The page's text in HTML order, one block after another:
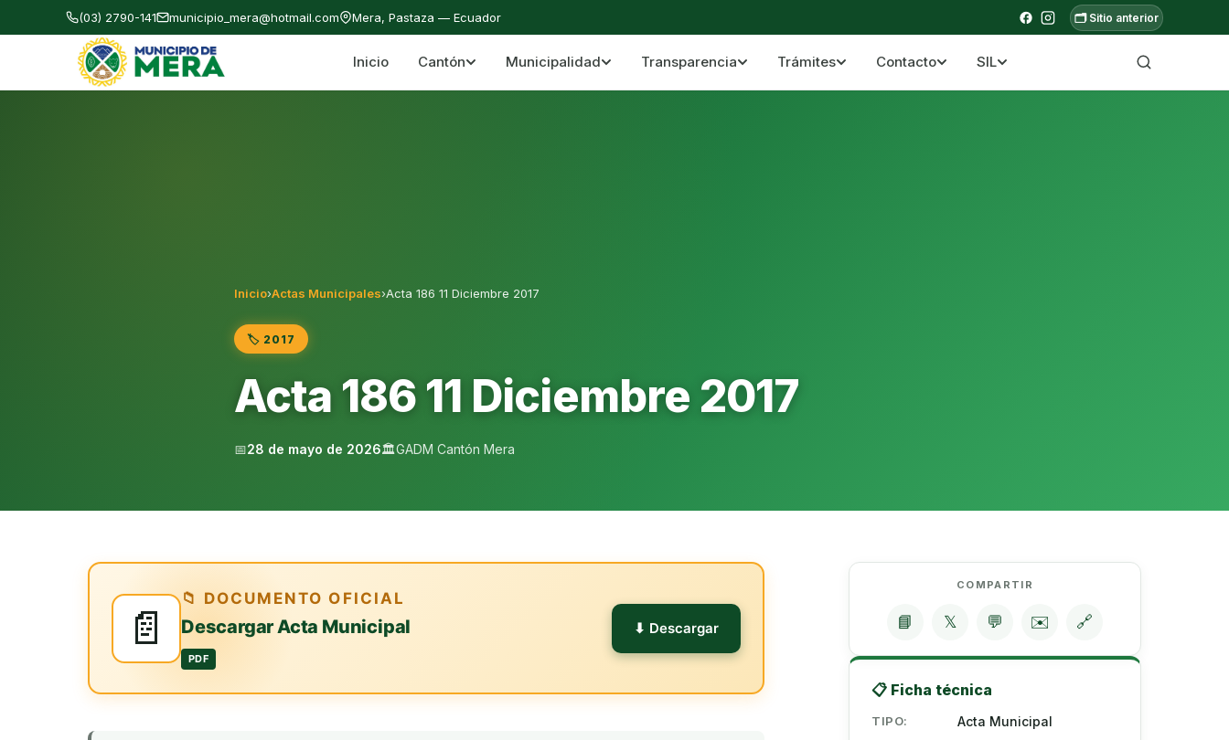
(03) 2790-141 municipio_mera@hotmail.com Mera, Pastaza — Ecuador 🗂️ Sitio anterior
Gobierno Autónomo Descentralizado Municipal del Cantón Mera Cantón Mera · Pastaza · Llanganates y Amazonía ecuatoriana
Inicio Cantón Municipalidad Transparencia Trámites Contacto SIL
Inicio›Actas Municipales›Acta 186 11 Diciembre 2017
🏷️ 2017
Acta 186 11 Diciembre 2017
📅28 de mayo de 2026🏛️GADM Cantón Mera
📄
📁 DOCUMENTO OFICIAL
Descargar Acta Municipal
PDF
⬇ Descargar
COMPARTIR
📘 𝕏 💬 ✉️ 🔗
📋 Ficha técnica
TIPO: Acta Municipal